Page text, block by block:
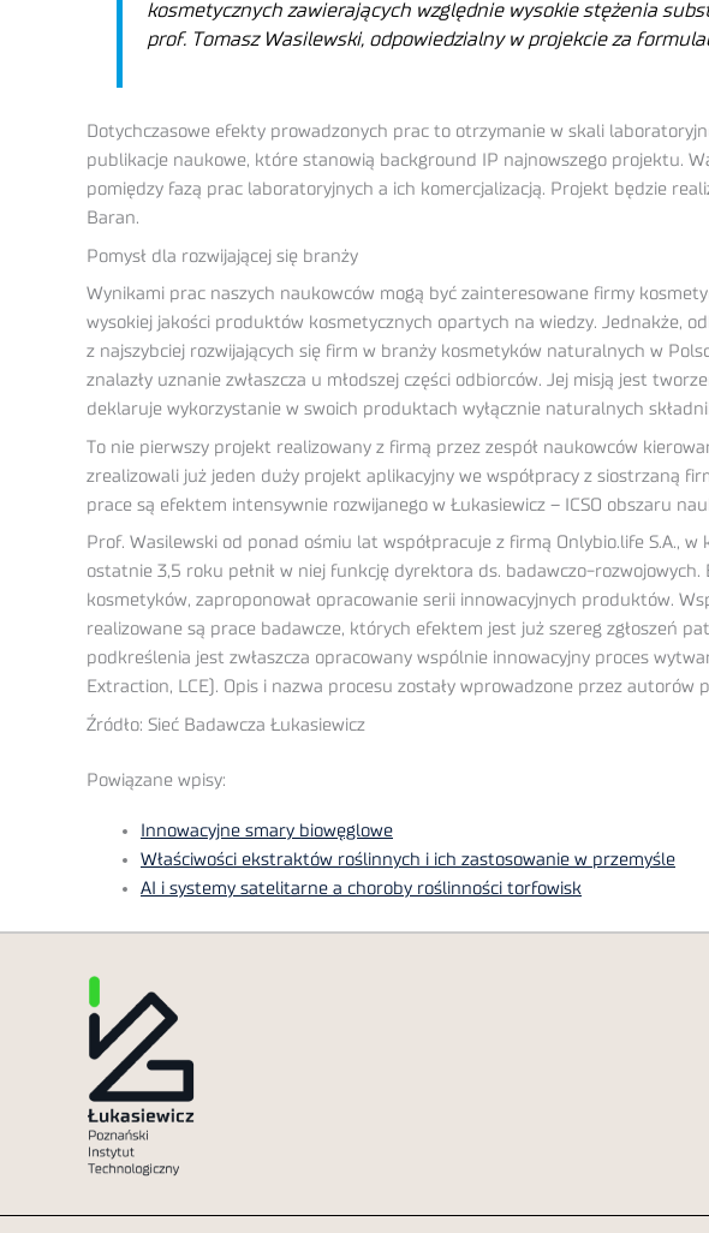
kosmetycznych zawierających względnie wysokie stężenia
prof. Tomasz Wasilewski, odpowiedzialny w projekcie za
Dotychczasowe efekty prowadzonych prac to otrzymanie w skali
publikacje naukowe, które stanowią background IP najnowszego projektu.
pomiędzy fazą prac laboratoryjnych a ich komercjalizacją. Projekt będzie
Baran.
Pomysł dla rozwijającej się branży
Wynikami prac naszych naukowców mogą być zainteresowane firmy
wysokiej jakości produktów kosmetycznych opartych na wiedzy. Jednakże,
z najszybciej rozwijających się firm w branży kosmetyków naturalnych w
znalazły uznanie zwłaszcza u młodszej części odbiorców. Jej misją jest
deklaruje wykorzystanie w swoich produktach wyłącznie naturalnych
To nie pierwszy projekt realizowany z firmą przez zespół naukowców
zrealizowali już jeden duży projekt aplikacyjny we współpracy z siostrzaną
prace są efektem intensywnie rozwijanego w Łukasiewicz – ICSO obszaru
Prof. Wasilewski od ponad ośmiu lat współpracuje z firmą Onlybio.life S.A.,
ostatnie 3,5 roku pełnił w niej funkcję dyrektora ds. badawczo-
kosmetyków, zaproponował opracowanie serii innowacyjnych produktów.
realizowane są prace badawcze, których efektem jest już szereg zgłoszeń
podkreślenia jest zwłaszcza opracowany wspólnie innowacyjny proces
Extraction, LCE). Opis i nazwa procesu zostały wprowadzone przez autorów
Źródło: Sieć Badawcza Łukasiewicz
Powiązane wpisy:
Innowacyjne smary biowęglowe
Właściwości ekstraktów roślinnych i ich zastosowanie w przemyśle
AI i systemy satelitarne a choroby roślinności torfowisk